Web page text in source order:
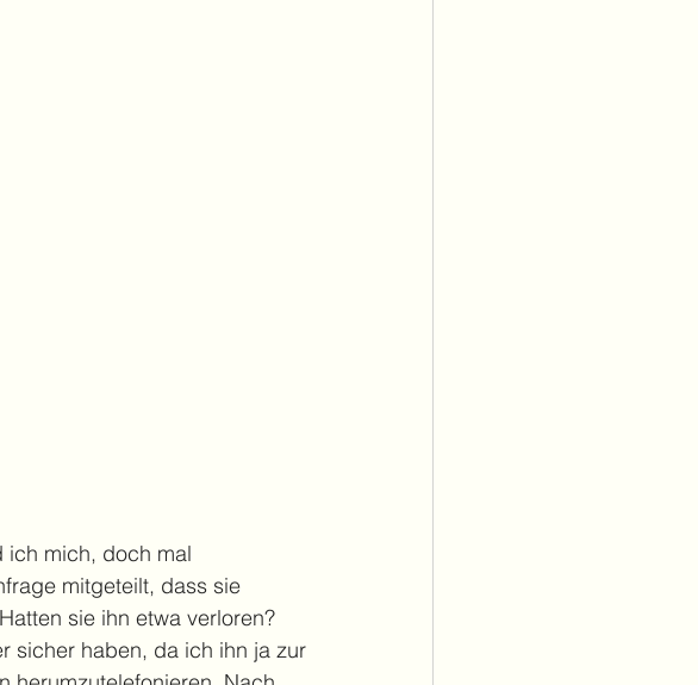
ich mich, doch mal
mitgeteilt, dass sie
sie ihn etwa verloren?
sicher haben, da ich ihn ja zur